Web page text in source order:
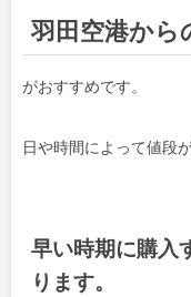
羽田空港から
がおすすめです。
日や時間によって値段
早い時期に購入
ります。